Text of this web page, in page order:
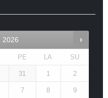
2026
PE LA SU
31 1 2
7 8 9